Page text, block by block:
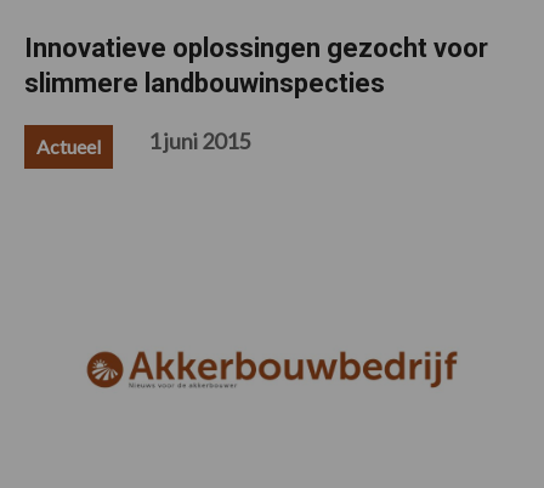
Innovatieve oplossingen gezocht voor
slimmere landbouwinspecties
Actueel 1 juni 2015